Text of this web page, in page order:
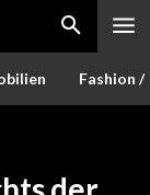
Fashion /